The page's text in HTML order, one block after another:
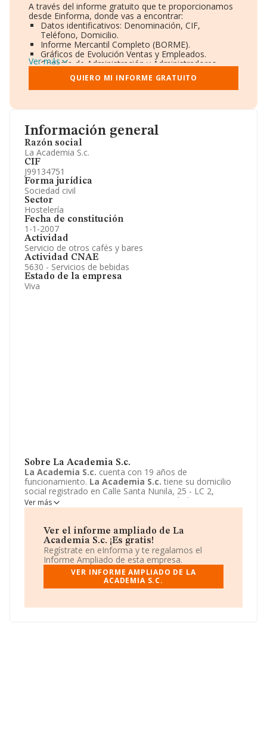
Información general
Razón social
La Academia S.c.
CIF
J99134751
Forma jurídica
Sociedad civil
Sector
Hostelería
Fecha de constitución
1-1-2007
Actividad
Servicio de otros cafés y bares
Actividad CNAE
5630 - Servicios de bebidas
Estado de la empresa
Viva
Sobre La Academia S.c.
La Academia S.c. cuenta con 19 años de
funcionamiento. La Academia S.c. tiene su domicilio
social registrado en Calle Santa Nunila, 25 - LC 2,
Zaragoza, Zaragoza. Enmarca su actividad CNAE
principal como 5630 - Servicios de bebidas.La
Ver más
Ver el informe ampliado de La
Academia S.c. ¡Es gratis!
Regístrate en eInforma y te regalamos el
Informe Ampliado de esta empresa.
VER INFORME AMPLIADO DE LA
ACADEMIA S.C.
A través del informe gratuito que te proporcionamos
desde Einforma, donde vas a encontrar:
Datos identificativos: Denominación, CIF,
Teléfono, Domicilio.
Informe Mercantil Completo (BORME).
Gráficos de Evolución Ventas y Empleados.
Consejo de Administración y Administradores.
Directivos y Ejecutivos.
Accionistas.
Participaciones y Vinculaciones en otras empresas.
Información oficial y registral complementaria.
Ver más
QUIERO MI INFORME GRATUITO